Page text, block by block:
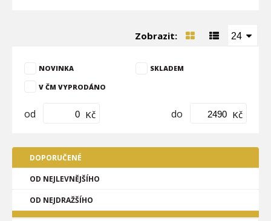
Zobrazit: 24
NOVINKA SKLADEM
V ČM VYPRODÁNO
od Kč do Kč
DOPORUČENÉ
OD NEJLEVNĚJŠÍHO
OD NEJDRAŽŠÍHO